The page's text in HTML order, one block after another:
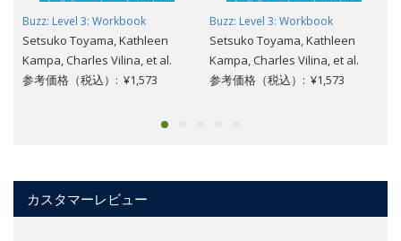
Buzz: Level 3: Workbook
Setsuko Toyama, Kathleen
Kampa, Charles Vilina, et al.
参考価格（税込）: ¥1,573
Buzz: Level 3: Workbook
Setsuko Toyama, Kathleen
Kampa, Charles Vilina, et al.
参考価格（税込）: ¥1,573
カスタマーレビュー